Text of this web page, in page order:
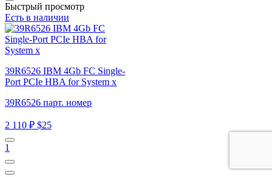
Быстрый просмотр
Есть в наличии
39R6526 IBM 4Gb FC Single-
Port PCIe HBA for System x
39R6526 парт. номер
2 110 ₽ $25
1